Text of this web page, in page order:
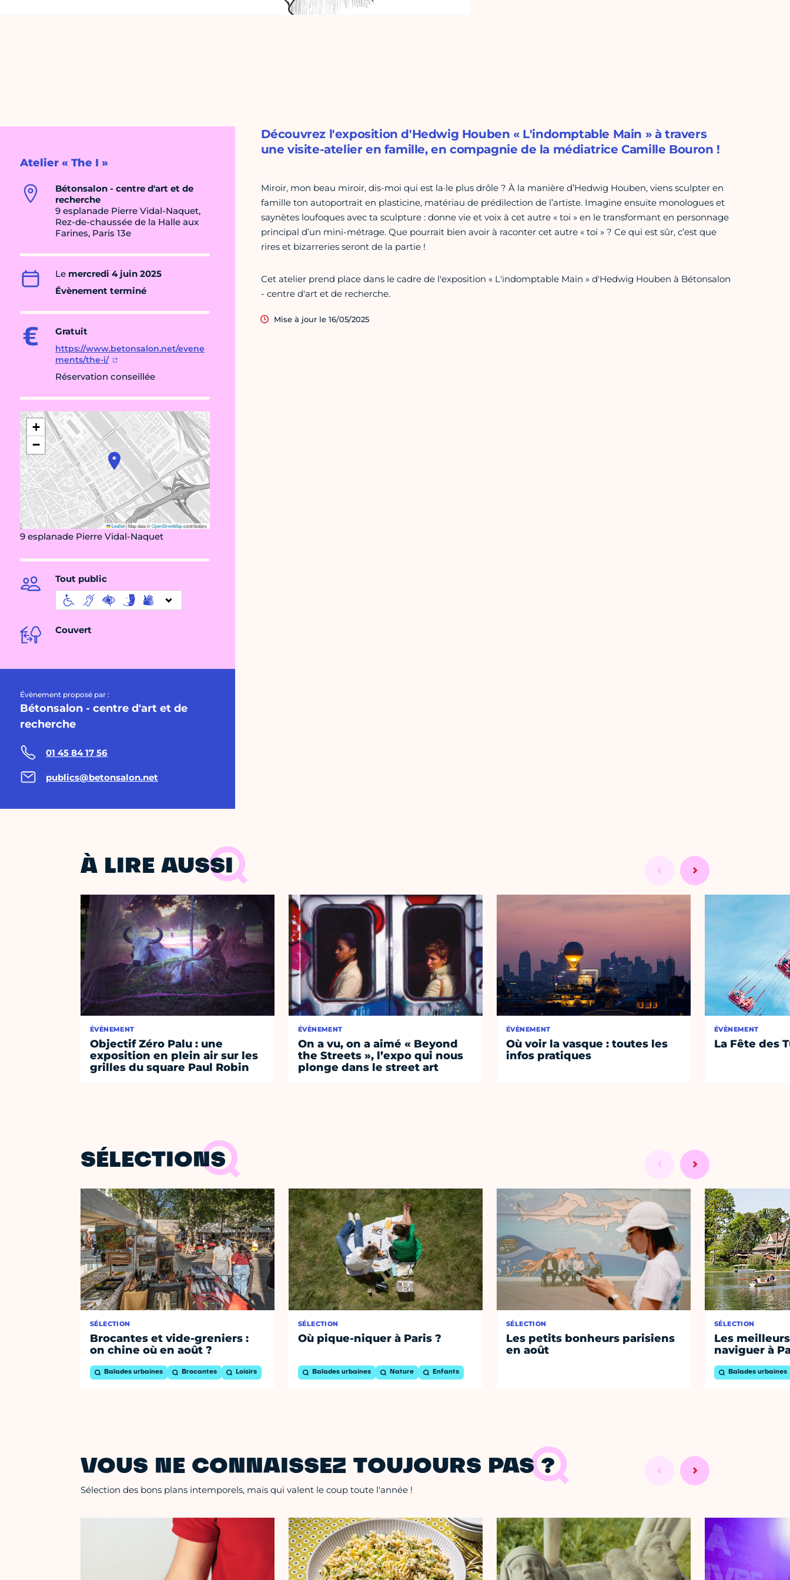
Atelier « The I »
Bétonsalon - centre d'art et de
recherche
9 esplanade Pierre Vidal-Naquet,
Rez-de-chaussée de la Halle aux
Farines, Paris 13e
Le mercredi 4 juin 2025
Évènement terminé
Gratuit
https://www.betonsalon.net/evene
ments/the-i/
Réservation conseillée
+
−
Leaflet|Map data ©OpenStreetMapcontributors
9 esplanade Pierre Vidal-Naquet
Tout public
Couvert
Évènement proposé par :
Bétonsalon - centre d'art et de
recherche
01 45 84 17 56
publics@betonsalon.net
Découvrez l'exposition d'Hedwig Houben « L'indomptable Main » à travers
une visite-atelier en famille, en compagnie de la médiatrice Camille Bouron !
Miroir, mon beau miroir, dis-moi qui est la·le plus drôle ? À la manière d’Hedwig Houben, viens sculpter en
famille ton autoportrait en plasticine, matériau de prédilection de l’artiste. Imagine ensuite monologues et
saynètes loufoques avec ta sculpture : donne vie et voix à cet autre « toi » en le transformant en personnage
principal d’un mini-métrage. Que pourrait bien avoir à raconter cet autre « toi » ? Ce qui est sûr, c’est que
rires et bizarreries seront de la partie !
Cet atelier prend place dans le cadre de l'exposition « L'indomptable Main » d'Hedwig Houben à Bétonsalon
- centre d'art et de recherche.
Mise à jour le 16/05/2025
À LIRE AUSSI
ÉVÈNEMENT
Objectif Zéro Palu : une
exposition en plein air sur les
grilles du square Paul Robin
ÉVÈNEMENT
On a vu, on a aimé « Beyond
the Streets », l’expo qui nous
plonge dans le street art
ÉVÈNEMENT
Où voir la vasque : toutes les
infos pratiques
ÉVÈNEMENT
La Fête des
SÉLECTIONS
SÉLECTION
Brocantes et vide-greniers :
on chine où en août ?
Balades urbaines Brocantes Loisirs
SÉLECTION
Où pique-niquer à Paris ?
Balades urbaines Nature Enfants
SÉLECTION
Les petits bonheurs parisiens
en août
SÉLECTION
Les
naviguer à
Balades urbaines
VOUS NE CONNAISSEZ TOUJOURS PAS ?
Sélection des bons plans intemporels, mais qui valent le coup toute l'année !